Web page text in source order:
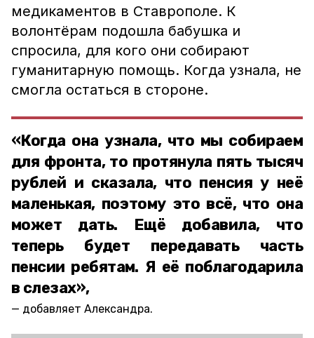
медикаментов в Ставрополе. К
волонтёрам подошла бабушка и
спросила, для кого они собирают
гуманитарную помощь. Когда узнала, не
смогла остаться в стороне.
«Когда она узнала, что мы собираем
для фронта, то протянула пять тысяч
рублей и сказала, что пенсия у неё
маленькая, поэтому это всё, что она
может дать. Ещё добавила, что
теперь будет передавать часть
пенсии ребятам. Я её поблагодарила
в слезах»,
добавляет Александра.